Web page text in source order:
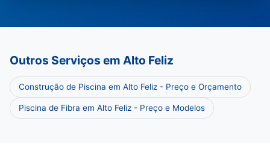
Outros Serviços em Alto Feliz
Construção de Piscina em Alto Feliz - Preço e Orçamento
Piscina de Fibra em Alto Feliz - Preço e Modelos